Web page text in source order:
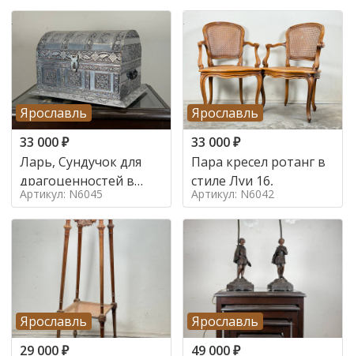
Ярославль
33 000₽
Ларь, Сундучок для
драгоценностей в
стиле
Артикул: N6045
Ярославль
33 000₽
Пара кресел ротанг в
стиле Луи 16,
Артикул: N6042
Ярославль
29 000₽
Ярославль
49 000₽